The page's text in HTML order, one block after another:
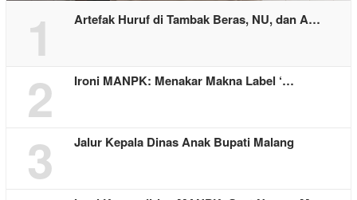
1 Artefak Huruf di Tambak Beras, NU, dan A…
2 Ironi MANPK: Menakar Makna Label ‘…
3 Jalur Kepala Dinas Anak Bupati Malang